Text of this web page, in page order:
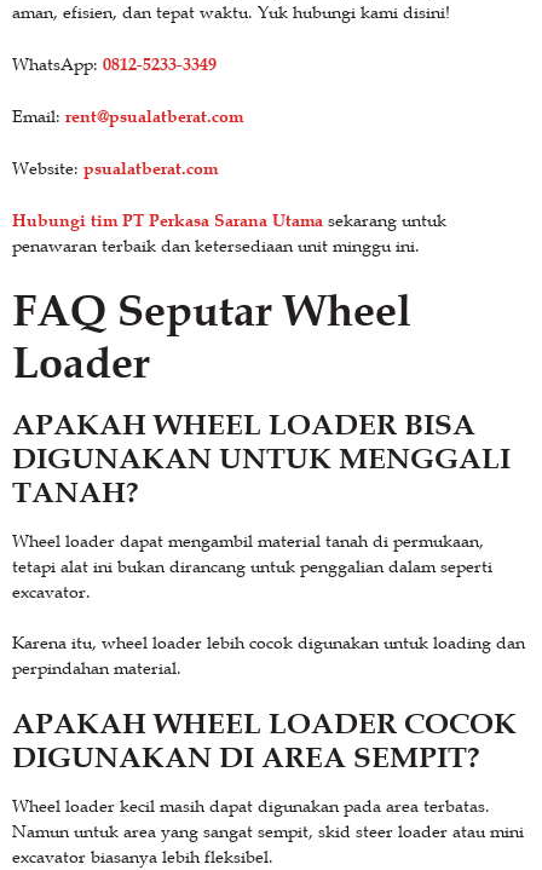
aman, efisien, dan tepat waktu. Yuk hubungi kami disini!
WhatsApp: 0812-5233-3349
Email: rent@psualatberat.com
Website: psualatberat.com
Hubungi tim PT Perkasa Sarana Utama sekarang untuk
penawaran terbaik dan ketersediaan unit minggu ini.
FAQ Seputar Wheel
Loader
APAKAH WHEEL LOADER BISA
DIGUNAKAN UNTUK MENGGALI
TANAH?
Wheel loader dapat mengambil material tanah di permukaan,
tetapi alat ini bukan dirancang untuk penggalian dalam seperti
excavator.
Karena itu, wheel loader lebih cocok digunakan untuk loading dan
perpindahan material.
APAKAH WHEEL LOADER COCOK
DIGUNAKAN DI AREA SEMPIT?
Wheel loader kecil masih dapat digunakan pada area terbatas.
Namun untuk area yang sangat sempit, skid steer loader atau mini
excavator biasanya lebih fleksibel.